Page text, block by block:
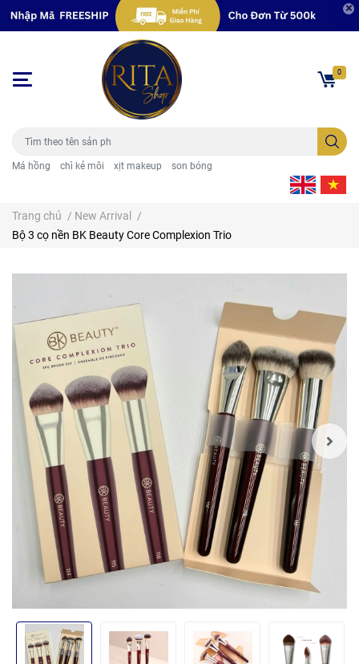
Má hồng chì kẻ môi xịt makeup son bóng
0
Trang chủ / New Arrival
/
Bộ 3 cọ nền BK Beauty Core Complexion Trio